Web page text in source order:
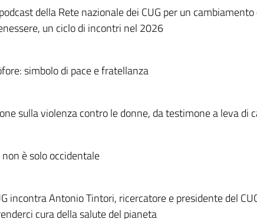
della Rete nazionale dei CUG per un
un ciclo di incontri nel 2026
simbolo di pace e fratellanza
sulla violenza contro le donne, da testimone a leva di
è solo occidentale
incontra Antonio Tintori, ricercatore e presidente del
cura della salute del pianeta